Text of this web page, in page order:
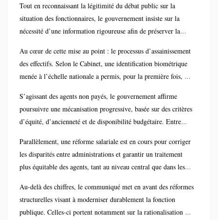
un communiqué officiel publié à Kinshasa, les autorités
dénoncent des propos attribués à tort à l’entourage du
ministre, reposant sur des chiffres erronés et alimentant la
confusion dans l’opinion.
Tout en reconnaissant la légitimité du débat public sur la
situation des fonctionnaires, le gouvernement insiste sur la
nécessité d’une information rigoureuse afin de préserver la
services publics.
Au cœur de cette mise au point : le processus d’assainissement
des effectifs. Selon le Cabinet, une identification biométrique
menée à l’échelle nationale a permis, pour la première fois, de
d’environ 1 480 000 agents déclarés à 785 000 agents certifiés,
dont plus de 600 000 déjà identifiés physiquement. Cette
opération vise à mettre fin aux irrégularités héritées de
décennies de recrutements non maîtrisés et à instaurer une
gestion plus transparente de la masse salariale.
S’agissant des agents non payés, le gouvernement affirme
poursuivre une mécanisation progressive, basée sur des critères
d’équité, d’ancienneté et de disponibilité budgétaire. Entre
été intégrés à la paie, en complément des 177 000 déjà pris en
charge auparavant. L’objectif affiché est de parvenir, d’ici
2027, à la prise en charge de tous les agents régulièrement
inscrits dans le fichier de référence de l’administration
publique.
Parallèlement, une réforme salariale est en cours pour corriger
les disparités entre administrations et garantir un traitement
plus équitable des agents, tant au niveau central que dans les
Au-delà des chiffres, le communiqué met en avant des réformes
structurelles visant à moderniser durablement la fonction
publique. Celles-ci portent notamment sur la rationalisation des